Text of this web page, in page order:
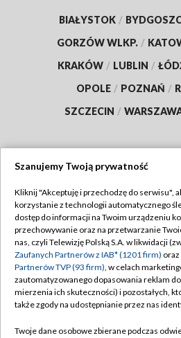
BIAŁYSTOK /
GORZÓW WLKP. /
KRAKÓW / LUBLIN /
OPOLE / POZNAŃ /
SZCZECIN /
TVP
Abonament TVP
Emisja w TVP
Centrum informacji TVP
Naziemna Telewizja Cyfrowa
Regulamin
Polityka
Moje
Pomoc
Szanujemy Twoją prywatność
Kliknij "Akceptuję i przechodzę do serwisu",
korzystanie z technologii automatycznego
dostęp do informacji na Twoim urządzeniu
przechowywanie oraz na przetwarzanie
nas, czyli Telewizję Polską S.A. w likwidacji
Zaufanych Partnerów z IAB* (1201 firm) oraz
Partnerów TVP (93 firm), w celach
zautomatyzowanego dopasowania reklam
mierzenia ich skuteczności) i pozostałych,
także zgody na udostępnianie przez nas
Twoje dane osobowe zbierane podczas